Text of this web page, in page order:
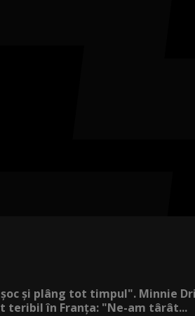
și plâng tot timpul". Minnie
teribil în Franța: "Ne-am târât...